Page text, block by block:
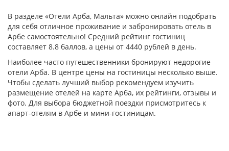
В разделе «Отели Арба, Мальта» можно онлайн подобрать
для себя отличное проживание и забронировать отель в
Арбе самостоятельно! Средний рейтинг гостиниц
составляет 8.8 баллов, а цены от 4440 рублей в день.
Наиболее часто путешественники бронируют недорогие
отели Арба. В центре цены на гостиницы несколько выше.
Чтобы сделать лучший выбор рекомендуем изучить
размещение отелей на карте Арба, их рейтинги, отзывы и
фото. Для выбора бюджетной поездки присмотритесь к
апарт-отелям в Арбе и мини-гостиницам.